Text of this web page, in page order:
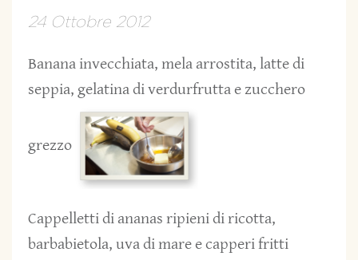
24 Ottobre 2012
Banana invecchiata, mela arrostita, latte di
seppia, gelatina di verdurfrutta e zucchero
grezzo
Cappelletti di ananas ripieni di ricotta,
barbabietola, uva di mare e capperi fritti